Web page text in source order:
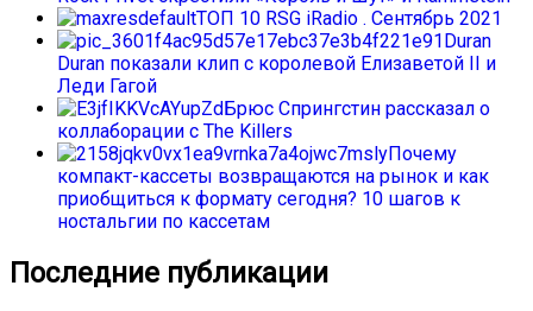
ТОП 10 RSG iRadio . Сентябрь 2021
Duran
Duran показали клип с королевой Елизаветой II и
Леди Гагой
Брюс Спрингстин рассказал о
коллаборации с The Killers
Почему
компакт-кассеты возвращаются на рынок и как
приобщиться к формату сегодня? 10 шагов к
ностальгии по кассетам
Последние публикации